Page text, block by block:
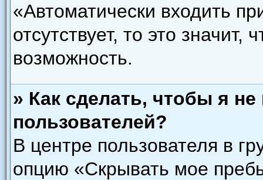
«Автоматически входить
отсутствует, то это
возможность.
» Как сделать, чтобы я
пользователей?
В центре пользователя в
опцию «Скрывать мое